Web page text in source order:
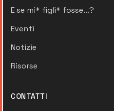
E se mi* figli* fosse...?
Eventi
Notizie
Risorse
CONTATTI